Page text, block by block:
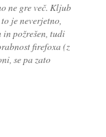
ne gre več. Kljub
je neverjetno,
in požrešen, tudi
firefoxa (z
se pa zato